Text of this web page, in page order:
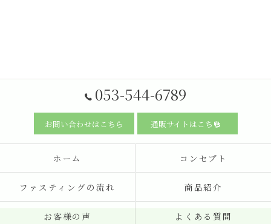
053-544-6789
お問い合わせはこちら 通販サイトはこちら
ホーム コンセプト
ファスティングの流れ 商品紹介
お客様の声 よくある質問